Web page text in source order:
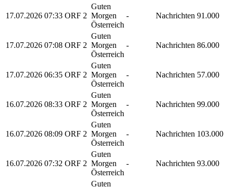
17.07.2026 07:33 ORF 2
Guten
Morgen
Österreich
- Nachrichten 91.000
17.07.2026 07:08 ORF 2
Guten
Morgen
Österreich
- Nachrichten 86.000
17.07.2026 06:35 ORF 2
Guten
Morgen
Österreich
- Nachrichten 57.000
16.07.2026 08:33 ORF 2
Guten
Morgen
Österreich
- Nachrichten 99.000
16.07.2026 08:09 ORF 2
Guten
Morgen
Österreich
- Nachrichten 103.000
16.07.2026 07:32 ORF 2
Guten
Morgen
Österreich
- Nachrichten 93.000
Guten